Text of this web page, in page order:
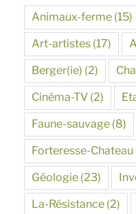
Animaux-ferme (15)
Art-artistes (17)
Berger(ie) (2)
Cinéma-TV (2)
Faune-sauvage (8)
Forteresse-Chateau
Géologie (23)
La-Résistance (2)